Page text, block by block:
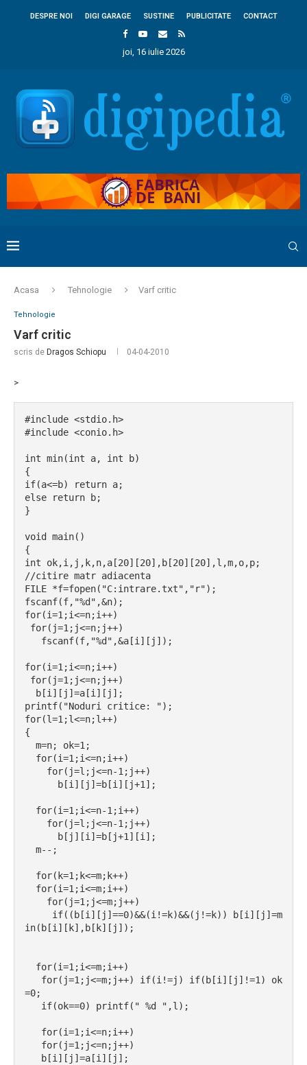
DESPRE NOI DIGI GARAGE SUSTINE PUBLICITATE CONTACT
joi, 16 iulie 2026
Acasa Tehnologie Varf critic
Tehnologie
Varf critic
scris de Dragos Schiopu 04-04-2010
>
#include <stdio.h>
#include <conio.h>
int min(int a, int b)
{
if(a<=b) return a;
else return b;
}
void main()
{
int ok,i,j,k,n,a[20][20],b[20][20],l,m,o,p;
//citire matr adiacenta
FILE *f=fopen("C:intrare.txt","r");
fscanf(f,"%d",&n);
for(i=1;i<=n;i++)
for(j=1;j<=n;j++)
   fscanf(f,"%d",&a[i][j]);
for(i=1;i<=n;i++)
for(j=1;j<=n;j++)
  b[i][j]=a[i][j];
printf("Noduri critice: ");
for(l=1;l<=n;l++)
{
  m=n; ok=1;
  for(i=1;i<=n;i++)
    for(j=l;j<=n-1;j++)
      b[i][j]=b[i][j+1];
  for(i=1;i<=n-1;i++)
    for(j=l;j<=n-1;j++)
      b[j][i]=b[j+1][i];
  m--;
  for(k=1;k<=m;k++)
  for(i=1;i<=m;i++)
    for(j=1;j<=m;j++)
in(b[i][k],b[k][j]);
  for(i=1;i<=m;i++)
=0;
   if(ok==0) printf(" %d ",l);
   for(i=1;i<=n;i++)
   for(j=1;j<=n;j++)
   b[i][j]=a[i][j];